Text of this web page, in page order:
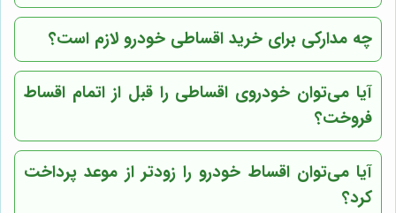
چه مدارکی برای خرید اقساطی خودرو لازم است؟
آیا می‌توان خودروی اقساطی را قبل از اتمام اقساط
فروخت؟
آیا می‌توان اقساط خودرو را زودتر از موعد پرداخت
کرد؟